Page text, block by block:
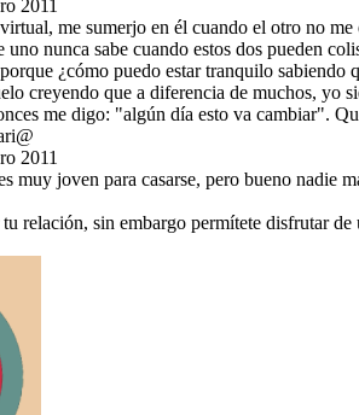
2011
me sumerjo en él cuando el otro no
uno nunca sabe cuando estos dos pueden
¿cómo puedo estar tranquilo sabiendo
creyendo que a diferencia de muchos, yo
me digo: "algún día esto va cambiar".
2011
muy joven para casarse, pero bueno nadie
relación, sin embargo permítete disfrutar